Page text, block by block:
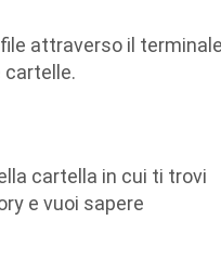
attraverso il
cartelle.
cartella in cui ti trovi
e vuoi sapere